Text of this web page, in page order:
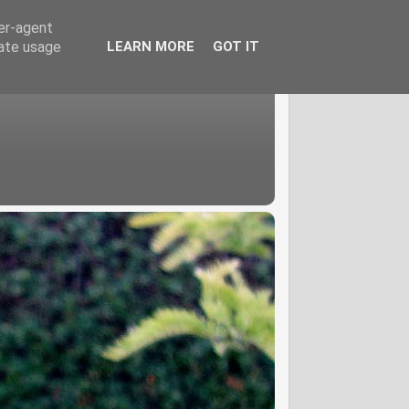
agent
usage
LEARN MORE GOT IT